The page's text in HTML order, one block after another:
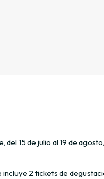
15 de julio al 19 de
2 tickets de